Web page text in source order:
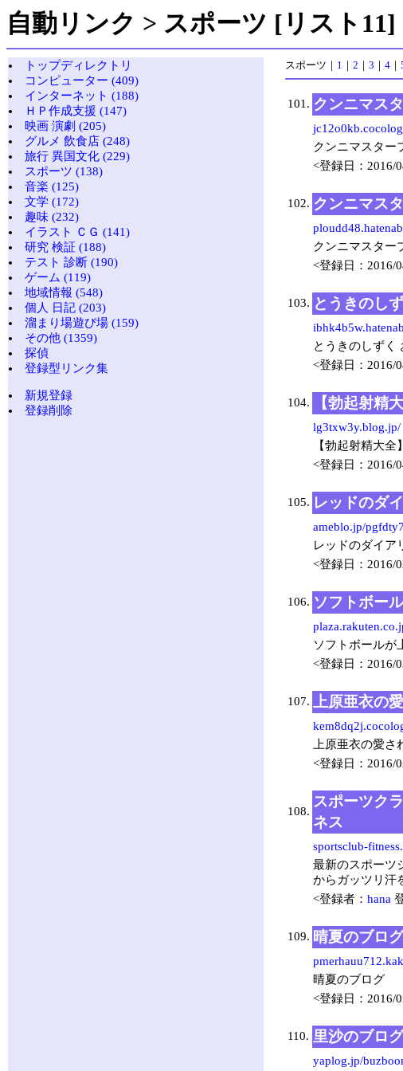
自動リンク > スポーツ [リスト11]
トップディレクトリ
コンピューター (409)
インターネット (188)
ＨＰ作成支援 (147)
映画 演劇 (205)
グルメ 飲食店 (248)
旅行 異国文化 (229)
スポーツ (138)
音楽 (125)
文学 (172)
趣味 (232)
イラスト ＣＧ (141)
研究 検証 (188)
テスト 診断 (190)
ゲーム (119)
地域情報 (548)
個人 日記 (203)
溜まり場遊び場 (159)
その他 (1359)
探偵
登録型リンク集
新規登録
登録削除
スポーツ ｜ 1 ｜ 2 ｜ 3 ｜ 4 ｜
101. クンニマス
クンニマスター
<登録日：2016/
102. クンニマス
クンニマスター
<登録日：2016/
103. とうきのし
とうきのしずく
<登録日：2016/
104. 【勃起射精
lg3txw3y.blog.jp/
【勃起射精大
<登録日：2016/
105. レッドのダ
ameblo.jp/
レッドのダイア
<登録日：2016/
106. ソフトボー
ソフトボールが
<登録日：2016/
107. 上原亜衣の
上原亜衣の愛
<登録日：2016/
108.
スポーツク
ネス
sportsclub-
最新のスポーツ
からガッツリ汗
<登録者： hana
109. 晴夏のブログ
晴夏のブログ
<登録日：2016/
110. 里沙のブログ
yaplog.jp/